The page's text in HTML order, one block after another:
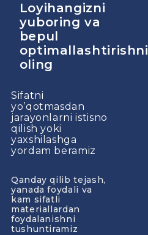
Loyihangizni
yuboring va
bepul
optimallashtirishni
oling
Sifatni
yo’qotmasdan
jarayonlarni istisno
qilish yoki
yaxshilashga
yordam beramiz
Qanday qilib tejash,
yanada foydali va
kam sifatli
materiallardan
foydalanishni
tushuntiramiz